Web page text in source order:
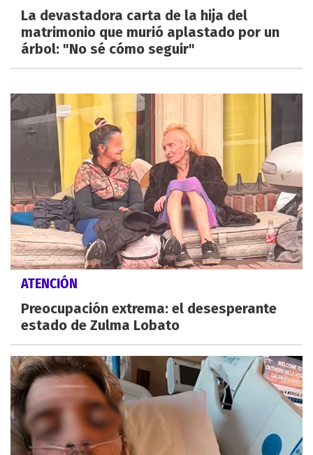
La devastadora carta de la hija del
matrimonio que murió aplastado por un
árbol: "No sé cómo seguir"
ATENCIÓN
Preocupación extrema: el desesperante
estado de Zulma Lobato